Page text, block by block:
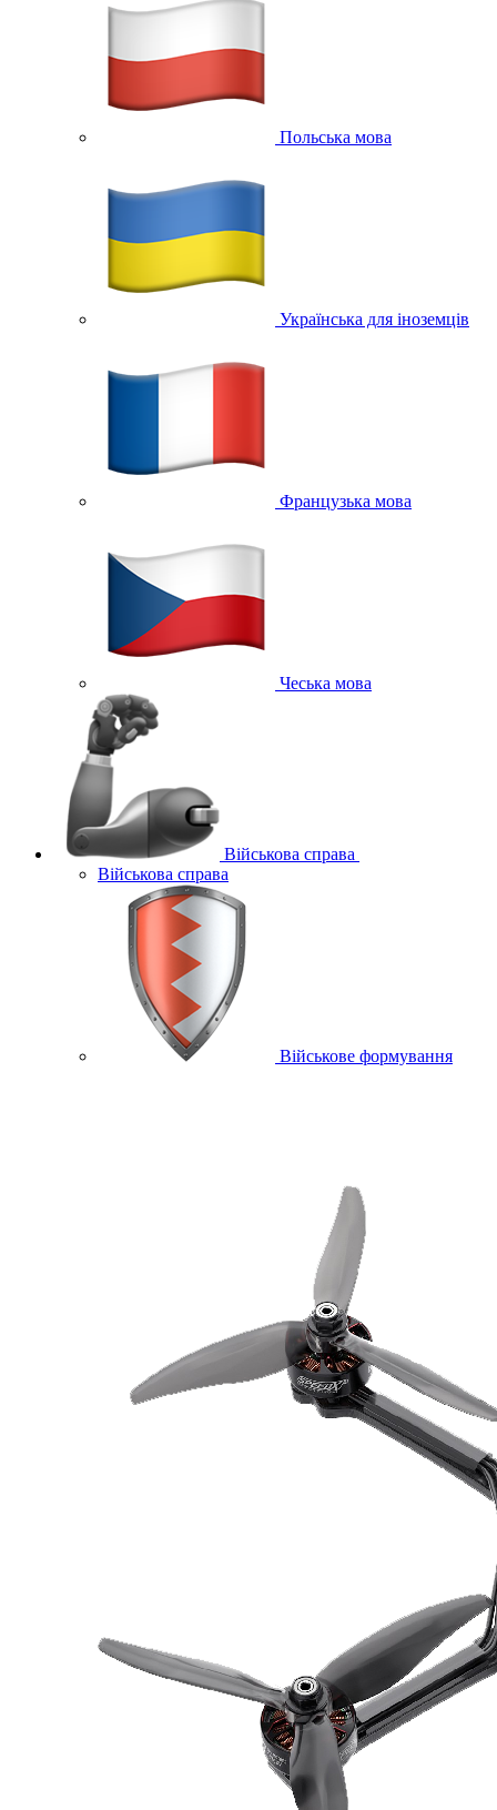
Польська мова
Українська для іноземців
Французька мова
Чеська мова
Військова справа
Військова справа
Військове формування